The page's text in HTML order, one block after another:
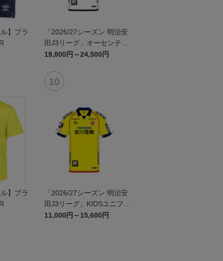
】プラ
「2026/27シーズン 明治安
田J3リーグ」オーセンティ
ックユニフォームFP2nd
19,800円～24,500円
】プラ
「2026/27シーズン 明治安
田J3リーグ」KIDSユニフォ
ームFP1st
11,000円～15,600円